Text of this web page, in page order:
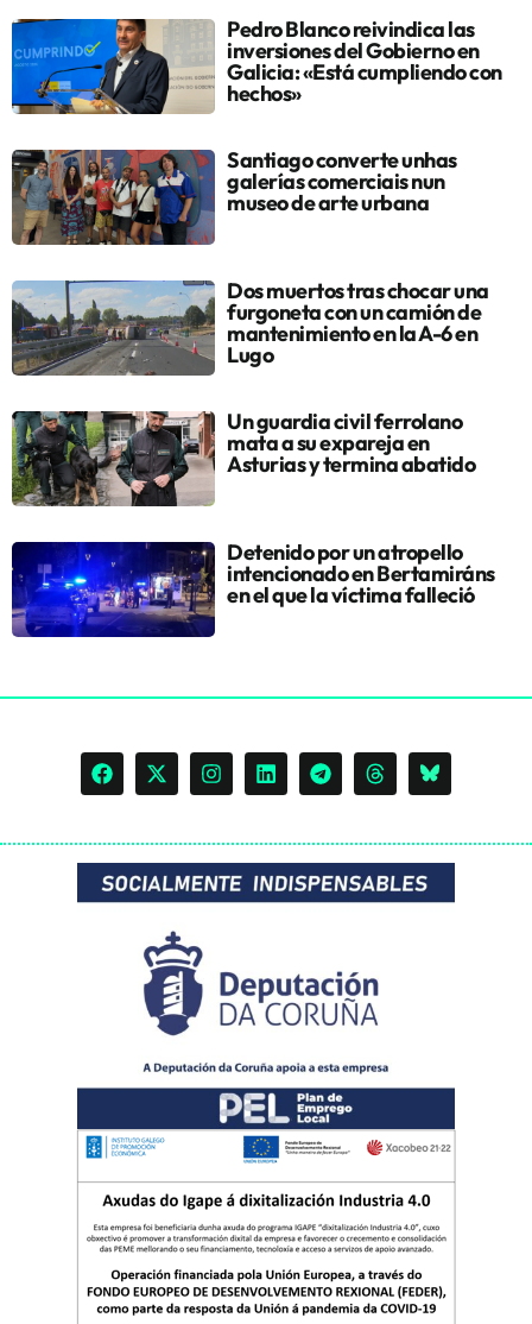
Pedro Blanco reivindica las
inversiones del Gobierno en
Galicia: «Está cumpliendo con
hechos»
Santiago converte unhas
galerías comerciais nun
museo de arte urbana
Dos muertos tras chocar una
furgoneta con un camión de
mantenimiento en la A-6 en
Lugo
Un guardia civil ferrolano
mata a su expareja en
Asturias y termina abatido
Detenido por un atropello
intencionado en Bertamiráns
en el que la víctima falleció